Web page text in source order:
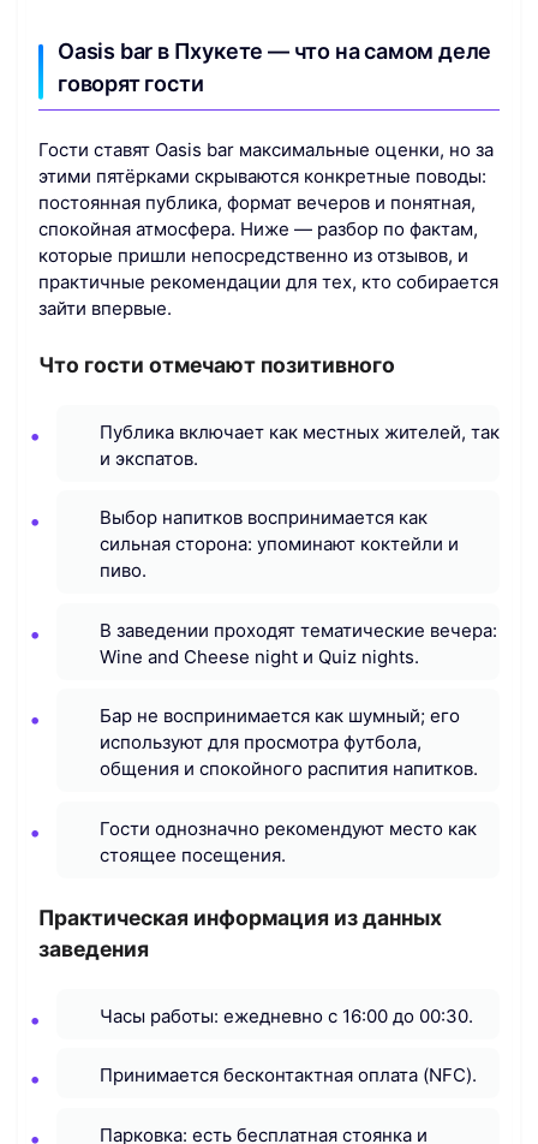
Oasis bar в Пхукете — что на самом деле
говорят гости
Гости ставят Oasis bar максимальные оценки, но за
этими пятёрками скрываются конкретные поводы:
постоянная публика, формат вечеров и понятная,
спокойная атмосфера. Ниже — разбор по фактам,
которые пришли непосредственно из отзывов, и
практичные рекомендации для тех, кто собирается
зайти впервые.
Что гости отмечают позитивного
Публика включает как местных жителей, так
и экспатов.
Выбор напитков воспринимается как
сильная сторона: упоминают коктейли и
пиво.
В заведении проходят тематические вечера:
Wine and Cheese night и Quiz nights.
Бар не воспринимается как шумный; его
используют для просмотра футбола,
общения и спокойного распития напитков.
Гости однозначно рекомендуют место как
стоящее посещения.
Практическая информация из данных
заведения
Часы работы: ежедневно с 16:00 до 00:30.
Принимается бесконтактная оплата (NFC).
Парковка: есть бесплатная стоянка и